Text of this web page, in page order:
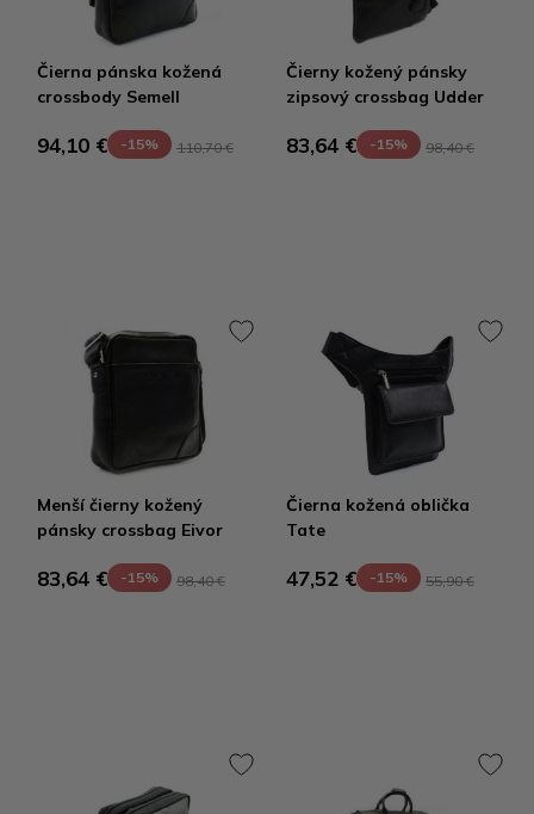
Čierna pánska kožená
crossbody Semell
94,10 € -15% 110,70 €
Čierny kožený pánsky
zipsový crossbag Udder
83,64 € -15% 98,40 €
Menší čierny kožený
pánsky crossbag Eivor
83,64 € -15% 98,40 €
Čierna kožená oblička
Tate
47,52 € -15% 55,90 €